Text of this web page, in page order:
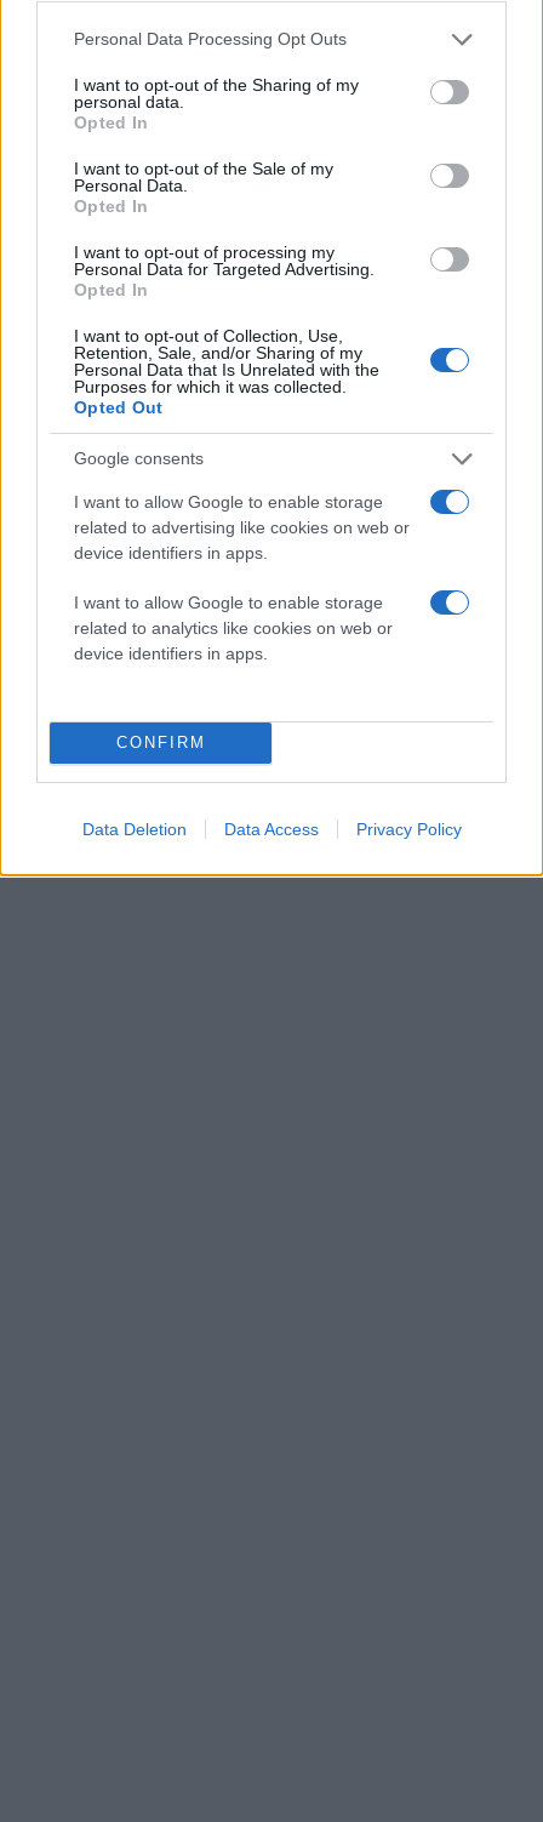
Please note that this website/app uses one or more Google
not limited to your visit or usage behaviour. You may click to
grant or deny consent to Google and its third-party tags to
use your data for below specified purposes in below Google
consent section.
Personal Data Processing Opt Outs
I want to opt-out of the Sharing of my
personal data.
Opted In
I want to opt-out of the Sale of my
Personal Data.
Opted In
I want to opt-out of processing my
Personal Data for Targeted Advertising.
Opted In
I want to opt-out of Collection, Use,
Retention, Sale, and/or Sharing of my
Personal Data that Is Unrelated with the
Purposes for which it was collected.
Opted Out
Google consents
I want to allow Google to enable storage
related to advertising like cookies on web or
device identifiers in apps.
I want to allow Google to enable storage
related to analytics like cookies on web or
device identifiers in apps.
CONFIRM
Data Deletion Data Access Privacy Policy